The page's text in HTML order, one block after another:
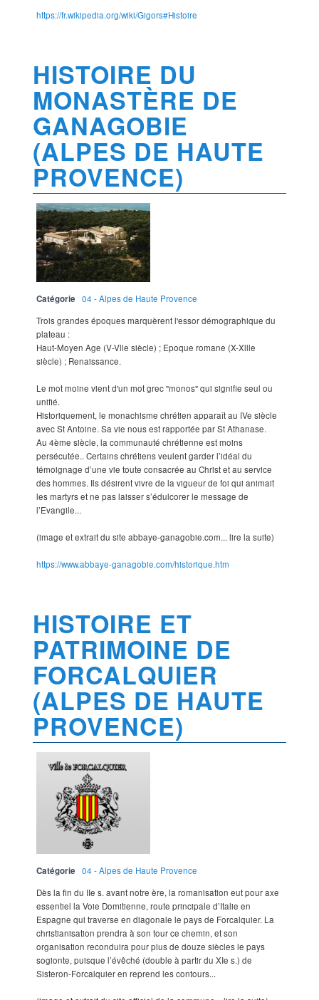
https://fr.wikipedia.org/wiki/Gigors#Histoire
HISTOIRE DU
MONASTÈRE DE
GANAGOBIE
(ALPES DE HAUTE
PROVENCE)
Catégorie
04 - Alpes de Haute Provence
Trois grandes époques marquèrent l'essor démographique du
plateau :
Haut-Moyen Age (V-Vlle siècle) ; Epoque romane (X-Xllle
siècle) ; Renaissance.
Le mot moine vient d'un mot grec "monos" qui signifie seul ou
unifié.
Historiquement, le monachisme chrétien apparaît au IVe siècle
avec St Antoine. Sa vie nous est rapportée par St Athanase.
Au 4ème siècle, la communauté chrétienne est moins
persécutée.. Certains chrétiens veulent garder l’idéal du
témoignage d’une vie toute consacrée au Christ et au service
des hommes. Ils désirent vivre de la vigueur de foi qui animait
les martyrs et ne pas laisser s’édulcorer le message de
l’Evangile...
(image et extrait du site abbaye-ganagobie.com... lire la suite)
https://www.abbaye-ganagobie.com/historique.htm
HISTOIRE ET
PATRIMOINE DE
FORCALQUIER
(ALPES DE HAUTE
PROVENCE)
Catégorie
04 - Alpes de Haute Provence
Dès la fin du IIe s. avant notre ère, la romanisation eut pour axe
essentiel la Voie Domitienne, route principale d’Italie en
Espagne qui traverse en diagonale le pays de Forcalquier. La
christianisation prendra à son tour ce chemin, et son
organisation reconduira pour plus de douze siècles le pays
sogionte, puisque l’évêché (double à partir du XIe s.) de
Sisteron-Forcalquier en reprend les contours...